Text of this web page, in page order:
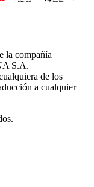
la compañía
S.A.
de los
a cualquier